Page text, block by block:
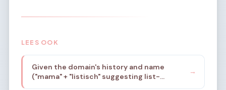
LEES OOK
Given the domain's history and name
("mama" + "listisch" suggesting list-
→